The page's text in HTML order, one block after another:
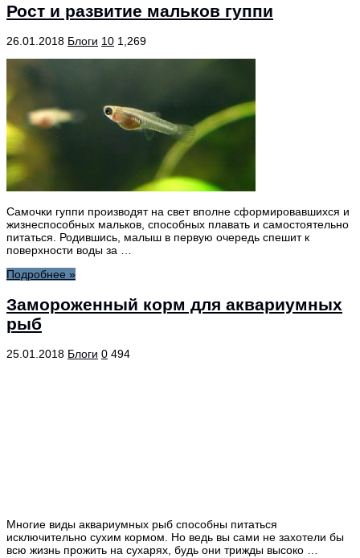
Рост и развитие мальков гуппи
26.01.2018 Блоги 10 1,269
Самочки гуппи производят на свет вполне сформировавшихся и
жизнеспособных мальков, способных плавать и самостоятельно
питаться. Родившись, малыш в первую очередь спешит к
поверхности воды за …
Подробнее »
Замороженный корм для аквариумных
рыб
25.01.2018 Блоги 0 494
Многие виды аквариумных рыб способны питаться
исключительно сухим кормом. Но ведь вы сами не захотели бы
всю жизнь прожить на сухарях, будь они трижды высоко …